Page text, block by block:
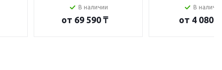
В наличии
от 69 590 ₸
В
от 4 080 ₸